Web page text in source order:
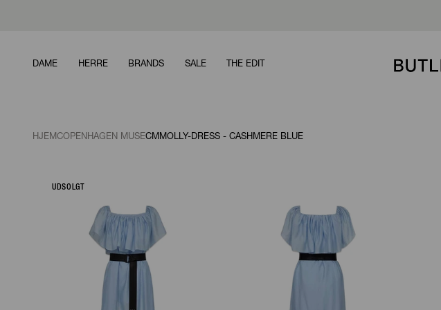
DAME HERRE BRANDS SALE THE EDIT
HJEMCOPENHAGEN MUSECMMOLLY-DRESS - CASHMERE BLUE
UDSOLGT